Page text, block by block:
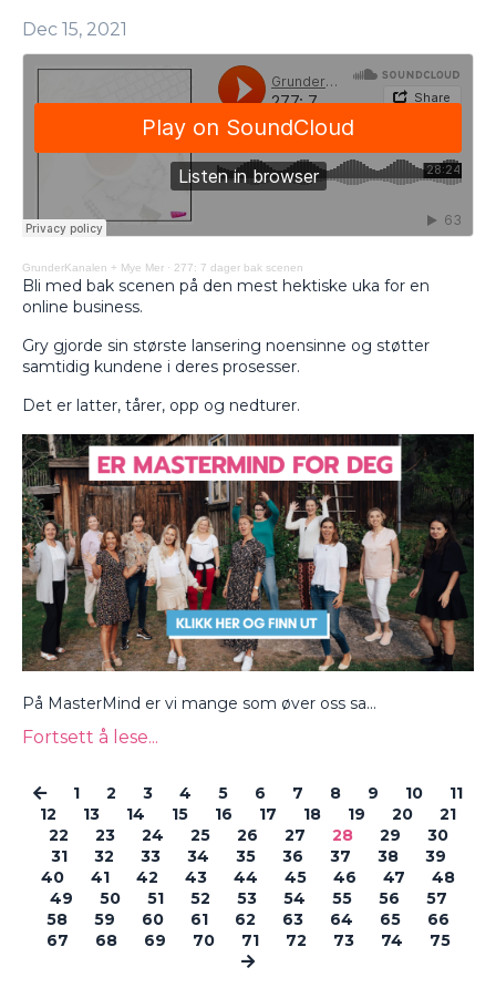
Dec 15, 2021
GrunderKanalen + Mye Mer · 277: 7 dager bak scenen
Bli med bak scenen på den mest hektiske uka for en
online business.
Gry gjorde sin største lansering noensinne og støtter
samtidig kundene i deres prosesser.
Det er latter, tårer, opp og nedturer.
På MasterMind er vi mange som øver oss sa...
Fortsett å lese...
1 2 3 4 5 6 7 8 9 10
11
12
13 14 15 16 17 18 19 20
21
22
23 24 25 26 27 28 29
30
31
32 33 34 35 36 37 38
39
40
41 42 43 44 45 46 47
48
49
50 51 52 53 54 55 56
57
58
59 60 61 62 63 64 65
66
67
68 69 70 71 72 73 74 75